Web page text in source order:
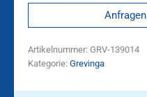
Anfragen
Artikelnummer: GRV-139014
Kategorie: Grevinga